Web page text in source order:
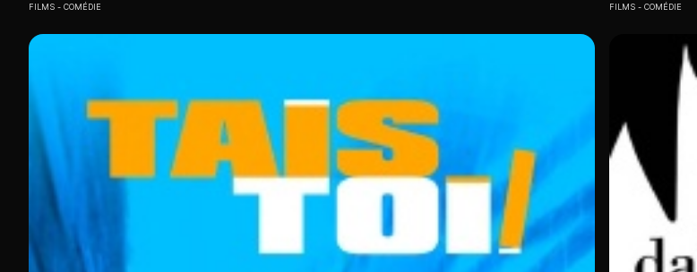
FILMS COMÉDIE FILMS COMÉDIE